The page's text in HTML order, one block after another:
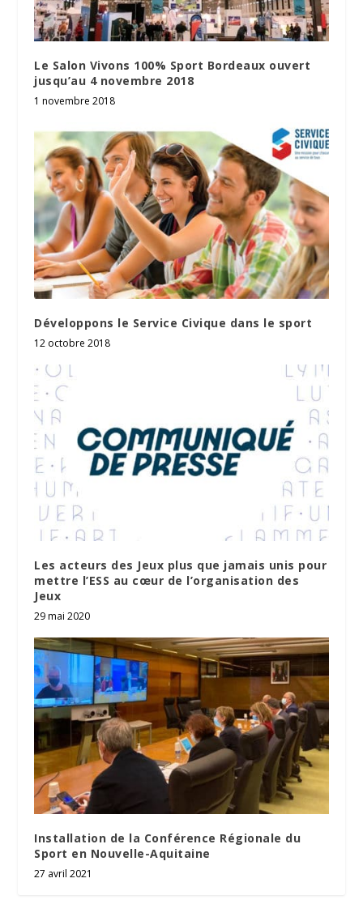
Le Salon Vivons 100% Sport Bordeaux ouvert
jusqu’au 4 novembre 2018
1 novembre 2018
Développons le Service Civique dans le sport
12 octobre 2018
Les acteurs des Jeux plus que jamais unis pour
mettre l’ESS au cœur de l’organisation des
Jeux
29 mai 2020
Installation de la Conférence Régionale du
Sport en Nouvelle-Aquitaine
27 avril 2021